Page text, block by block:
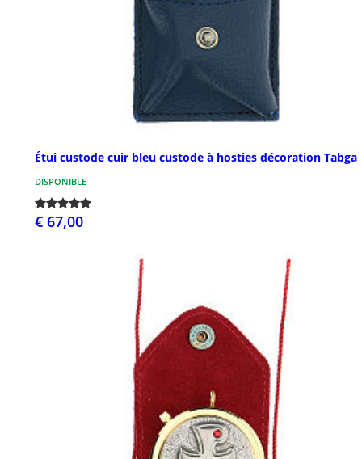
Étui custode cuir bleu custode à hosties décoration Tabga
DISPONIBLE
€ 67,00